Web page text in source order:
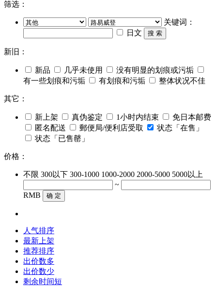
筛选：
关键词：
日文
搜 索
新旧：
新品 几乎未使用
没有明显的划痕或污垢
有一些划痕和污垢
有划痕和污垢 整体状况不佳
其它：
新上架 真伪鉴定 1小时内结束
免日本邮费
匿名配送
郵便局/便利店受取
状态「在售」
状态「已售罄」
价格：
不限 300以下 300-1000 1000-2000 2000-5000 5000以上
~
RMB
确 定
人气排序
最新上架
推荐排序
出价数多
出价数少
剩余时间短